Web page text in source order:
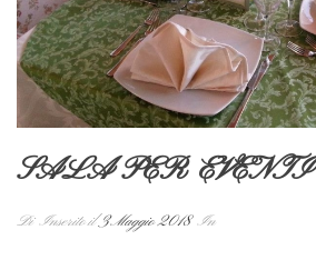
SALA PER EVENTI
Di Inserito il3 Maggio 2018 In